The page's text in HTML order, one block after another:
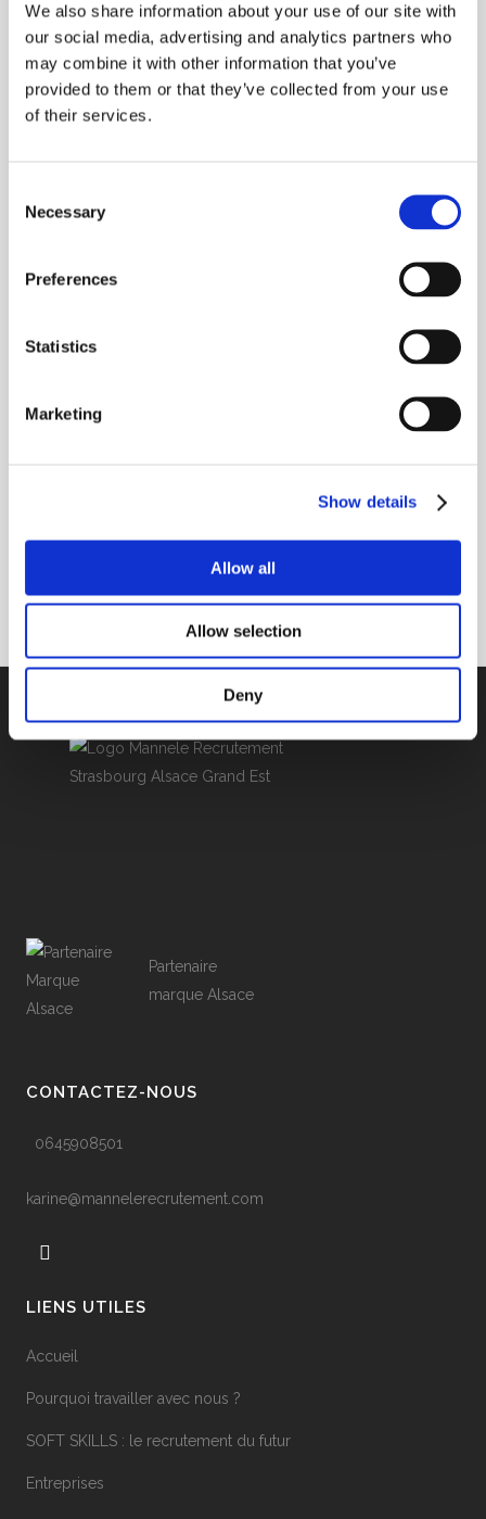
We also share information about your use of our site with
our social media, advertising and analytics partners who
may combine it with other information that you’ve
provided to them or that they’ve collected from your use
of their services.
Selection
Necessary
Preferences
Statistics
Marketing
Show details
Allow all
Allow selection
Deny
octobre 2022
septembre 2022
Candidat
MÉTA
Site de WordPress-FR
Partenaire
marque Alsace
CONTACTEZ-NOUS
0645908501
karine@mannelerecrutement.com
LIENS UTILES
Accueil
Pourquoi travailler avec nous ?
SOFT SKILLS : le recrutement du futur
Entreprises